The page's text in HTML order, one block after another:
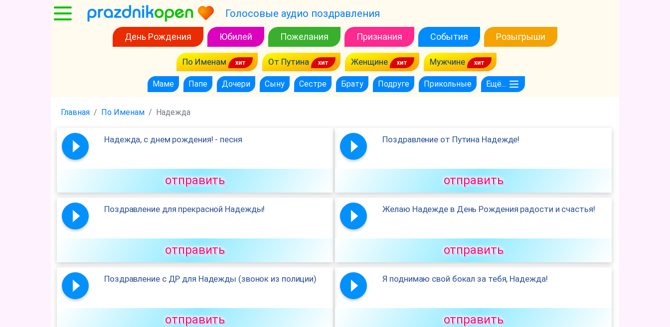
Голосовые аудио поздравления
День Рождения Юбилей Пожелания Признания События Розыгрыши
По Именам От Путина Женщине Мужчине
Маме Папе Дочери Сыну Сестре Брату Подруге Прикольные Ещё...
Главная По Именам Надежда
Надежда, с днем рождения! - песня
отправить
Поздравление от Путина Надежде!
отправить
Поздравление для прекрасной Надежды!
отправить
Желаю Надежде в День Рождения радости и счастья!
отправить
Поздравление с ДР для Надежды (звонок из полиции)
отправить
Я поднимаю свой бокал за тебя, Надежда!
отправить